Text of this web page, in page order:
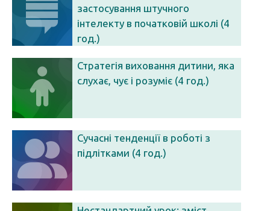
застосування штучного
інтелекту в початковій школі (4
год.)
Стратегія виховання дитини, яка
слухає, чує і розуміє (4 год.)
Сучасні тенденції в роботі з
підлітками (4 год.)